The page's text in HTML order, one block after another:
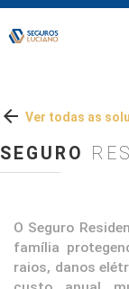
 Ver todas as
SEGURO
O Seguro
família
raios, danos